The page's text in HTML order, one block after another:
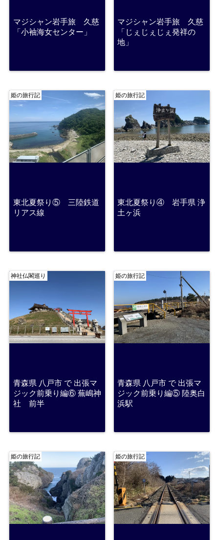
マジシャン岩手旅 久慈
「小袖海女センター」
マジシャン岩手旅 久慈
「じぇじぇじぇ発祥の
地」
姫の旅行記
東北夏祭り⑤ 三陸鉄道
リアス線
姫の旅行記
東北夏祭り④ 岩手県 浄
土ヶ浜
神社仏閣巡り
青森県 八戸市 で 出張マ
ジック前乗り編⑥ 蕪嶋神
社 前半
姫の旅行記
青森県 八戸市 で 出張マ
ジック前乗り編⑤ 陸奥白
浜駅
姫の旅行記 姫の旅行記